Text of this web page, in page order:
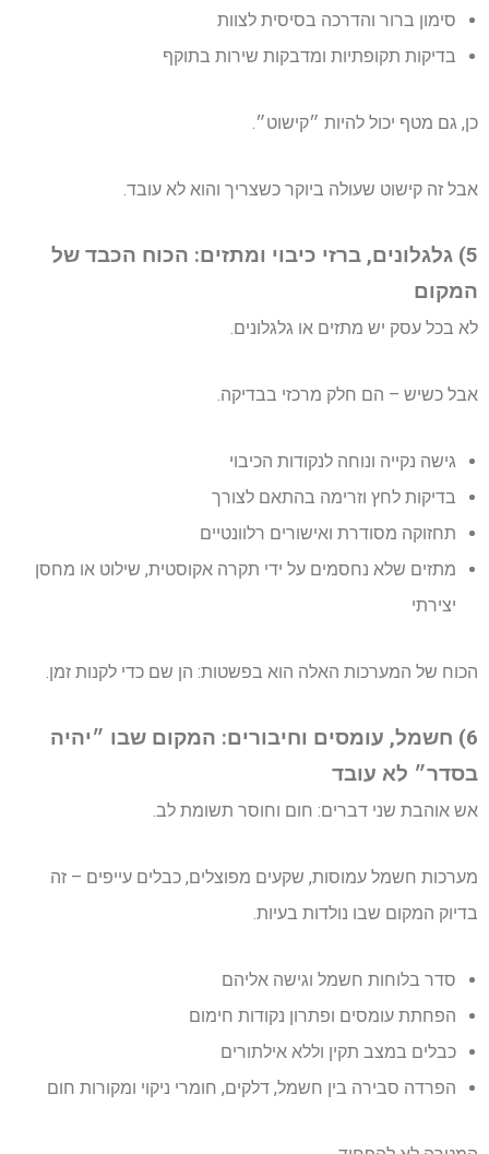
סימון ברור והדרכה בסיסית לצוות
בדיקות תקופתיות ומדבקות שירות בתוקף
כן, גם מטף יכול להיות ״קישוט״.
אבל זה קישוט שעולה ביוקר כשצריך והוא לא עובד.
5) גלגלונים, ברזי כיבוי ומתזים: הכוח הכבד של
המקום
לא בכל עסק יש מתזים או גלגלונים.
אבל כשיש – הם חלק מרכזי בבדיקה.
גישה נקייה ונוחה לנקודות הכיבוי
בדיקות לחץ וזרימה בהתאם לצורך
תחזוקה מסודרת ואישורים רלוונטיים
מתזים שלא נחסמים על ידי תקרה אקוסטית, שילוט או מחסן
יצירתי
הכוח של המערכות האלה הוא בפשטות: הן שם כדי לקנות זמן.
6) חשמל, עומסים וחיבורים: המקום שבו ״יהיה
בסדר״ לא עובד
אש אוהבת שני דברים: חום וחוסר תשומת לב.
מערכות חשמל עמוסות, שקעים מפוצלים, כבלים עייפים – זה
בדיוק המקום שבו נולדות בעיות.
סדר בלוחות חשמל וגישה אליהם
הפחתת עומסים ופתרון נקודות חימום
כבלים במצב תקין וללא אילתורים
הפרדה סבירה בין חשמל, דלקים, חומרי ניקוי ומקורות חום